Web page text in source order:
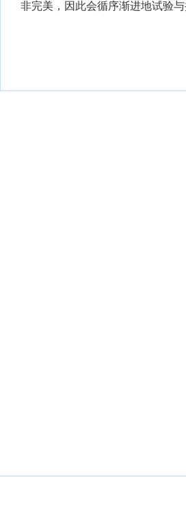
非完美，因此会循序渐进地试验